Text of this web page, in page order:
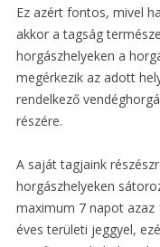
Ez azért fontos, mivel
akkor a tagság
horgászhelyeken a
megérkezik az adott
rendelkező
részére.
A saját tagjaink
horgászhelyeken
maximum 7 napot azaz
éves területi jeggyel,